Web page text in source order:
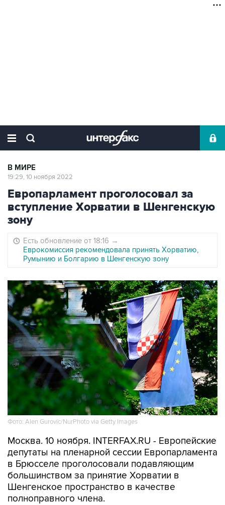
В МИРЕ
19:29, 10 ноября 2022
Европарламент проголосовал за
вступление Хорватии в Шенгенскую
зону
Есть обновление от 18:16 →
Еврокомиссия рекомендовала принять Хорватию,
Румынию и Болгарию в Шенгенскую зону
Фото: Alen Gurovic/NurPhoto via Getty Images
Москва. 10 ноября. INTERFAX.RU - Европейские
депутаты на пленарной сессии Европарламента
в Брюсселе проголосовали подавляющим
большинством за принятие Хорватии в
Шенгенское пространство в качестве
полноправного члена.